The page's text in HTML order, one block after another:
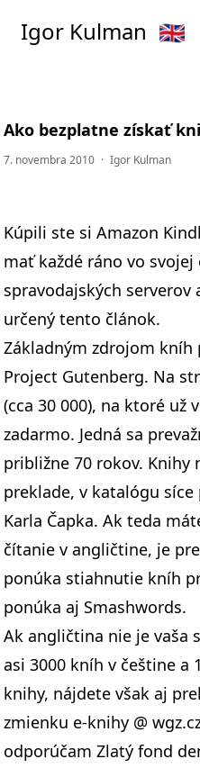
Igor Kulman 🇬🇧
Ako bezplatne získať
7. novembra 2010 · Igor Kulman
Kúpili ste si Amazon
mať každé ráno vo
spravodajských serverov
určený tento článok.
Základným zdrojom
Project Gutenberg. Na
(cca 30 000), na ktoré už
zadarmo. Jedná sa
približne 70 rokov. Knihy
preklade, v katalógu
Karla Čapka. Ak teda
čítanie v angličtine, je
ponúka stiahnutie kníh
ponúka aj Smashwords.
Ak angličtina nie je vaša
asi 3000 kníh v češtine a
knihy, nájdete však aj
zmienku e-knihy @
odporúčam Zlatý fond